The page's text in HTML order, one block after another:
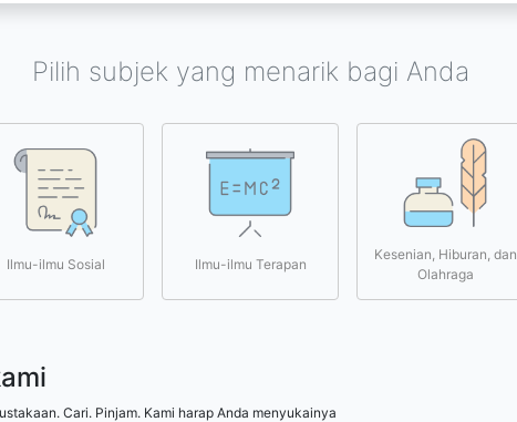
Pilih subjek yang menarik bagi Anda
Ilmu-ilmu Sosial Ilmu-ilmu Terapan
Kesenian, Hiburan, dan
Olahraga
Cari. Pinjam. Kami harap Anda menyukainya